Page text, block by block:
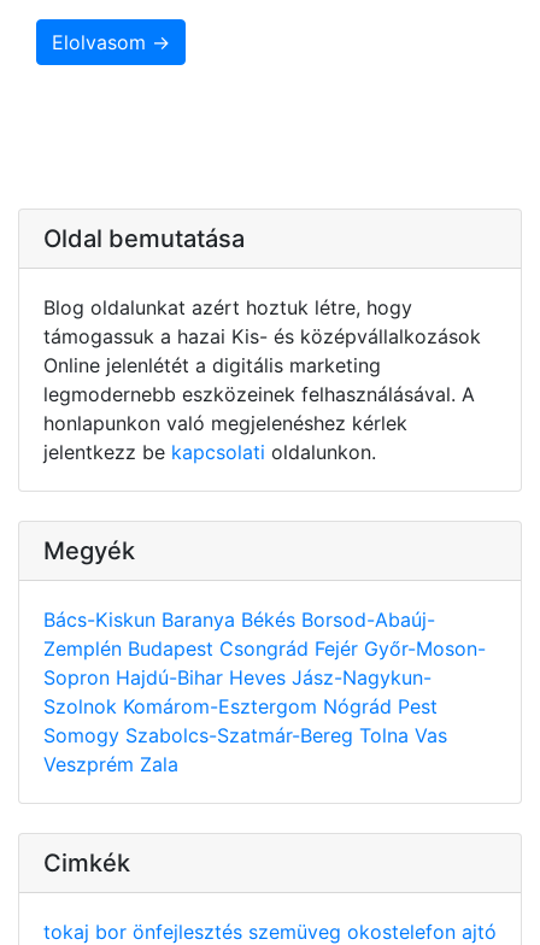
Elolvasom →
Oldal bemutatása
Blog oldalunkat azért hoztuk létre, hogy
támogassuk a hazai Kis- és középvállalkozások
Online jelenlétét a digitális marketing
legmodernebb eszközeinek felhasználásával. A
honlapunkon való megjelenéshez kérlek
jelentkezz be kapcsolati oldalunkon.
Megyék
Bács-Kiskun Baranya Békés Borsod-Abaúj-
Zemplén Budapest Csongrád Fejér Győr-Moson-
Sopron Hajdú-Bihar Heves Jász-Nagykun-
Szolnok Komárom-Esztergom Nógrád Pest
Somogy Szabolcs-Szatmár-Bereg Tolna Vas
Veszprém Zala
Cimkék
tokaj bor önfejlesztés szemüveg okostelefon ajtó